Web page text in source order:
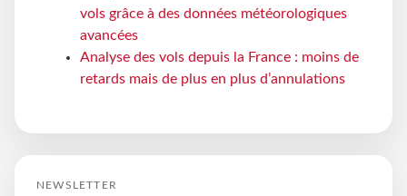
vols grâce à des données météorologiques
avancées
Analyse des vols depuis la France : moins de
retards mais de plus en plus d’annulations
NEWSLETTER